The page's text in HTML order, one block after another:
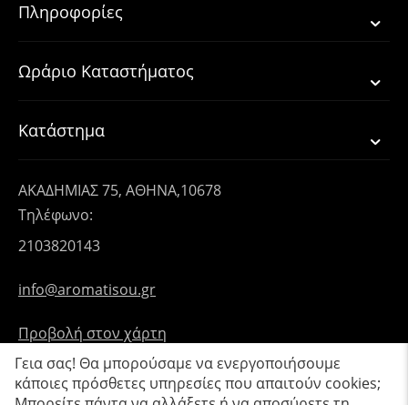
Πληροφορίες
Ωράριο Καταστήματος
Κατάστημα
ΑΚΑΔΗΜΙΑΣ 75, ΑΘΗΝΑ,10678
Τηλέφωνο:
2103820143
info@aromatisou.gr
Προβολή στον χάρτη
Γεια σας! Θα μπορούσαμε να ενεργοποιήσουμε
κάποιες πρόσθετες υπηρεσίες που απαιτούν cookies;